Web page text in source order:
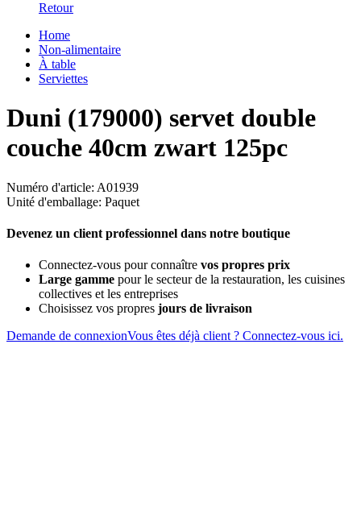
Retour
Home
Non-alimentaire
À table
Serviettes
Duni (179000) servet double
couche 40cm zwart 125pc
Numéro d'article: A01939
Unité d'emballage: Paquet
Devenez un client professionnel dans notre boutique
Connectez-vous pour connaître vos propres prix
Large gamme pour le secteur de la restauration, les cuisines
collectives et les entreprises
Choisissez vos propres jours de livraison
Demande de connexionVous êtes déjà client ? Connectez-vous ici.